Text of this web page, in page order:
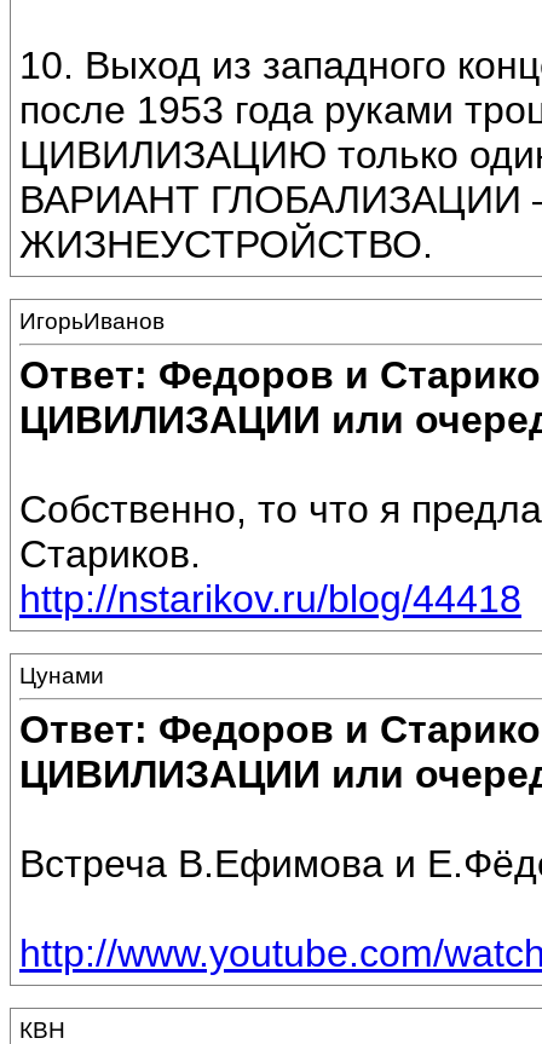
10. Выход из западного
после 1953 года руками
ЦИВИЛИЗАЦИЮ только
ВАРИАНТ ГЛОБАЛИЗАЦИИ
ЖИЗНЕУСТРОЙСТВО.
ИгорьИванов
Ответ: Федоров и
ЦИВИЛИЗАЦИИ или
Собственно, то что я
Стариков.
http://nstarikov.ru/blog/44418
Цунами
Ответ: Федоров и
ЦИВИЛИЗАЦИИ или
Встреча В.Ефимова и
http://www.youtube.com/
КВН